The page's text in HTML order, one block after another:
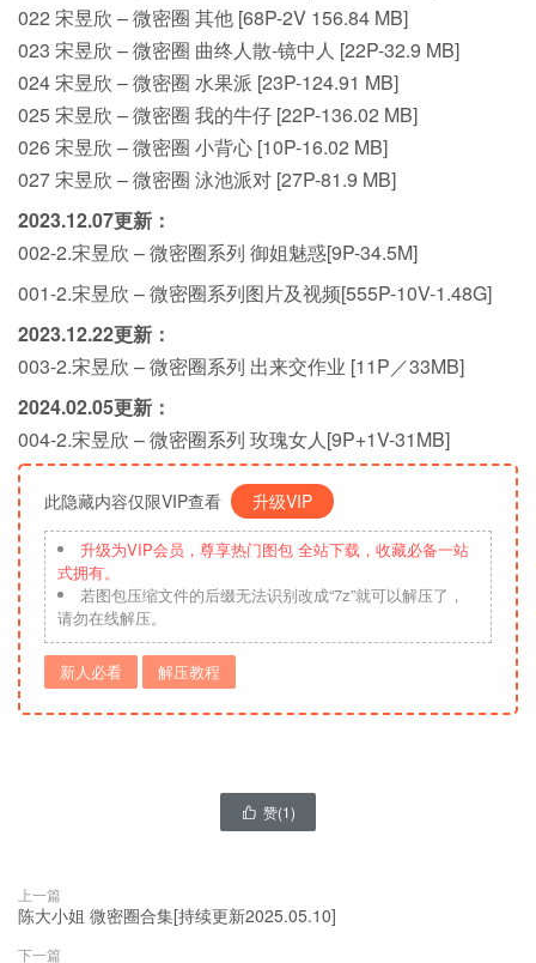
022 宋昱欣 – 微密圈 其他 [68P-2V 156.84 MB]
023 宋昱欣 – 微密圈 曲终人散-镜中人 [22P-32.9 MB]
024 宋昱欣 – 微密圈 水果派 [23P-124.91 MB]
025 宋昱欣 – 微密圈 我的牛仔 [22P-136.02 MB]
026 宋昱欣 – 微密圈 小背心 [10P-16.02 MB]
027 宋昱欣 – 微密圈 泳池派对 [27P-81.9 MB]
2023.12.07更新：
002-2.宋昱欣 – 微密圈系列 御姐魅惑[9P-34.5M]
001-2.宋昱欣 – 微密圈系列图片及视频[555P-10V-1.48G]
2023.12.22更新：
003-2.宋昱欣 – 微密圈系列 出来交作业 [11P／33MB]
2024.02.05更新：
004-2.宋昱欣 – 微密圈系列 玫瑰女人[9P+1V-31MB]
此隐藏内容仅限VIP查看 升级VIP
升级为VIP会员，尊享热门图包 全站下载，收藏必备一站
式拥有。
若图包压缩文件的后缀无法识别改成“7z”就可以解压了，
请勿在线解压。
新人必看 解压教程
 赞(1)
上一篇
陈大小姐 微密圈合集[持续更新2025.05.10]
下一篇